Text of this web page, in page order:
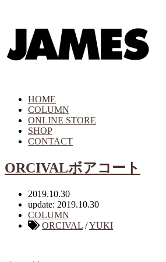
HOME
COLUMN
ONLINE STORE
SHOP
CONTACT
ORCIVALボアコート
2019.10.30
update: 2019.10.30
COLUMN
ORCIVAL /YUKI